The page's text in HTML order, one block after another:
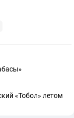
«Тобол» летом